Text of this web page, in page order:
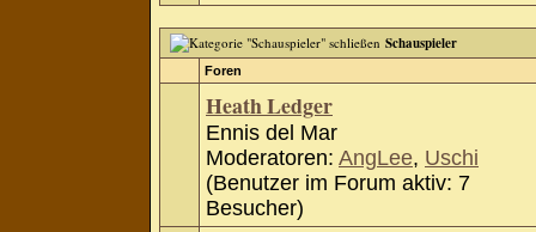
Schauspieler
Foren
Heath Ledger
Ennis del Mar
Moderatoren: AngLee, Uschi
(Benutzer im Forum aktiv: 7
Besucher)